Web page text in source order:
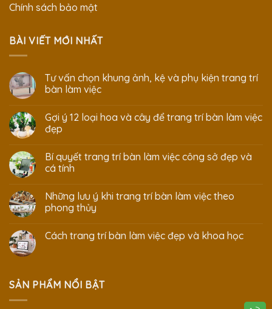
Chính sách bảo mật
BÀI VIẾT MỚI NHẤT
Tư vấn chọn khung ảnh, kệ và phụ kiện trang trí
bàn làm việc
Gợi ý 12 loại hoa và cây để trang trí bàn làm việc
đẹp
Bí quyết trang trí bàn làm việc công sở đẹp và
cá tính
Những lưu ý khi trang trí bàn làm việc theo
phong thủy
Cách trang trí bàn làm việc đẹp và khoa học
SẢN PHẨM NỔI BẬT